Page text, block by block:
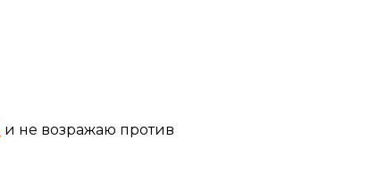
и не возражаю против